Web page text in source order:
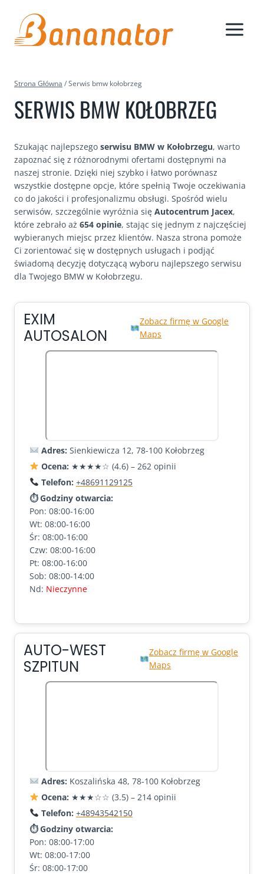
treści
Strona Główna /Serwis bmw kołobrzeg
SERWIS BMW KOŁOBRZEG
Szukając najlepszego serwisu BMW w Kołobrzegu, warto
zapoznać się z różnorodnymi ofertami dostępnymi na
naszej stronie. Dzięki niej szybko i łatwo porównasz
wszystkie dostępne opcje, które spełnią Twoje oczekiwania
co do jakości i profesjonalizmu obsługi. Spośród wielu
serwisów, szczególnie wyróżnia się Autocentrum Jacex,
które zebrało aż 654 opinie, stając się jednym z najczęściej
wybieranych miejsc przez klientów. Nasza strona pomoże
Ci zorientować się w dostępnych usługach i podjąć
świadomą decyzję dotyczącą wyboru najlepszego serwisu
dla Twojego BMW w Kołobrzegu.
EXIM
AUTOSALON
Zobacz firmę w Google
Maps
Adres: Sienkiewicza 12, 78-100 Kołobrzeg
Ocena: ★★★★☆ (4.6) – 262 opinii
Telefon: +48691129125
⏱ Godziny otwarcia:
Pon: 08:00-16:00
Wt: 08:00-16:00
Śr: 08:00-16:00
Czw: 08:00-16:00
Pt: 08:00-16:00
Sob: 08:00-14:00
Nd: Nieczynne
AUTO-WEST
SZPITUN
Zobacz firmę w Google
Maps
Adres: Koszalińska 48, 78-100 Kołobrzeg
Ocena: ★★★☆☆ (3.5) – 214 opinii
Telefon: +48943542150
⏱ Godziny otwarcia:
Pon: 08:00-17:00
Wt: 08:00-17:00
Śr: 08:00-17:00